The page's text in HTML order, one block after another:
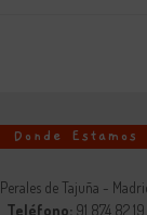
Donde Estamos
Perales de Tajuña -
Teléfono: 91 874 82 19